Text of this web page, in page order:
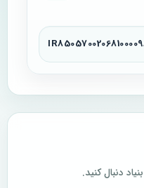
دنبال کنید.